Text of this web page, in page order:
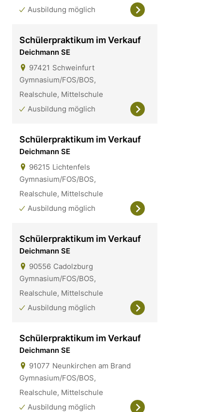
Ausbildung möglich
Schülerpraktikum im Verkauf
Deichmann SE
97421 Schweinfurt
Gymnasium/FOS/BOS,
Realschule, Mittelschule
Ausbildung möglich
Schülerpraktikum im Verkauf
Deichmann SE
96215 Lichtenfels
Gymnasium/FOS/BOS,
Realschule, Mittelschule
Ausbildung möglich
Schülerpraktikum im Verkauf
Deichmann SE
90556 Cadolzburg
Gymnasium/FOS/BOS,
Realschule, Mittelschule
Ausbildung möglich
Schülerpraktikum im Verkauf
Deichmann SE
91077 Neunkirchen am Brand
Gymnasium/FOS/BOS,
Realschule, Mittelschule
Ausbildung möglich